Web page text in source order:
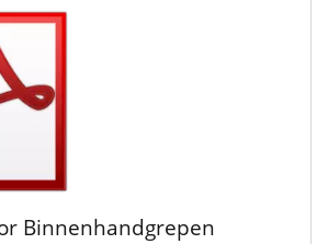
Binnenhandgrepen